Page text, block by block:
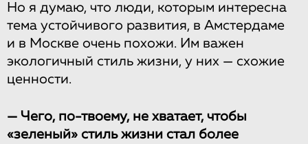
Но я думаю, что люди, которым интересна
тема устойчивого развития, в Амстердаме
и в Москве очень похожи. Им важен
экологичный стиль жизни, у них — схожие
ценности.
— Чего, по-твоему, не хватает, чтобы
«зеленый» стиль жизни стал более